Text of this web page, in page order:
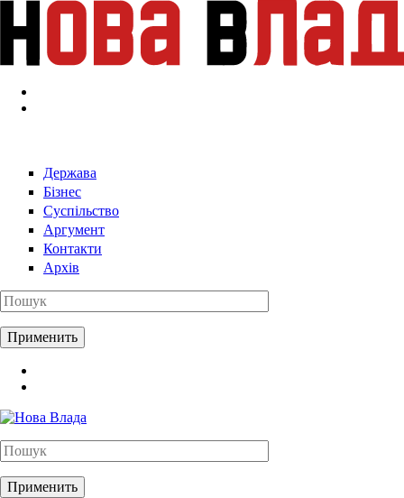
Перейти к основному содержанию
Держава
Бізнес
Суспільство
Аргумент
Контакти
Архів